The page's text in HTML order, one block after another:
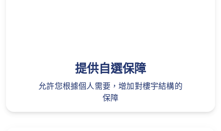
提供自選保障
允許您根據個人需要，增加對樓宇結構的
保障